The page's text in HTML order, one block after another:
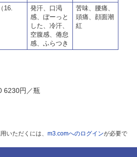
16.
発汗、口渇
感、ぼーっと
した、冷汗、
空腹感、倦怠
感、ふらつき
苦味、腰痛、
頭痛、顔面潮
紅
6230円／瓶
いただくには、 m3.comへのログインが必要で